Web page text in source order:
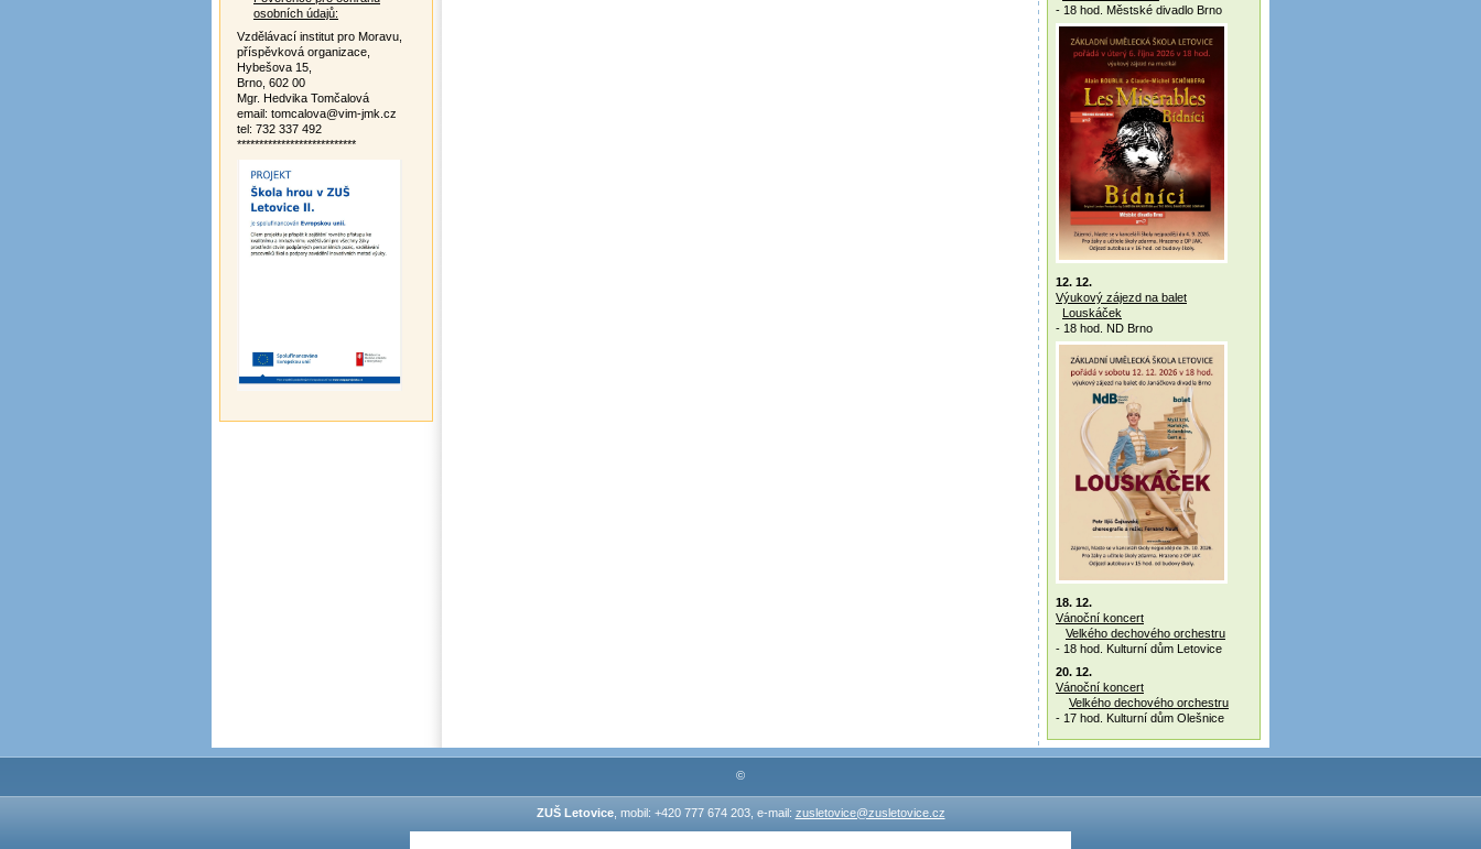
- 18 hod. Městské divadlo Brno
12. 12.
Výukový zájezd na balet
Louskáček
- 18 hod. ND Brno
18. 12.
Vánoční koncert
Velkého dechového orchestru
- 18 hod. Kulturní dům Letovice
20. 12.
Vánoční koncert
Velkého dechového orchestru
- 17 hod. Kulturní dům Olešnice
osobních údajů:
Vzdělávací institut pro Moravu,
příspěvková organizace,
Hybešova 15,
Brno, 602 00
Mgr. Hedvika Tomčalová
email: tomcalova@vim-jmk.cz
tel: 732 337 492
***************************
©
ZUŠ Letovice, mobil: +420 777 674 203, e-mail: zusletovice@zusletovice.cz